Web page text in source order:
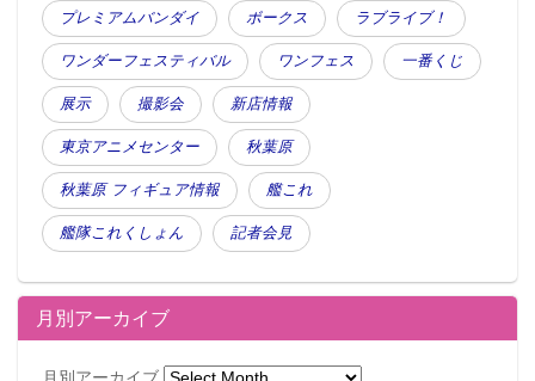
プレミアムバンダイ ボークス ラブライブ！
ワンダーフェスティバル ワンフェス 一番くじ
展示 撮影会 新店情報
東京アニメセンター 秋葉原
秋葉原 フィギュア情報 艦これ
艦隊これくしょん 記者会見
月別アーカイブ
月別アーカイブ